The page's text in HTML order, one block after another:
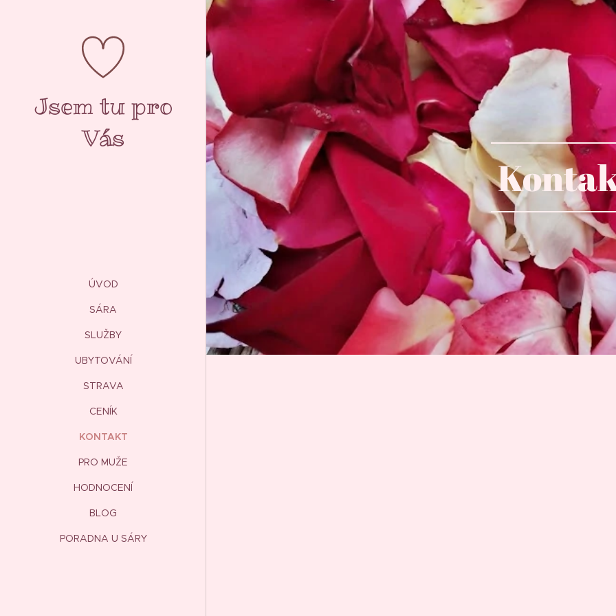
Jsem tu pro
Vás
ÚVOD
SÁRA
SLUŽBY
UBYTOVÁNÍ
STRAVA
CENÍK
KONTAKT
PRO MUŽE
HODNOCENÍ
BLOG
PORADNA U SÁRY